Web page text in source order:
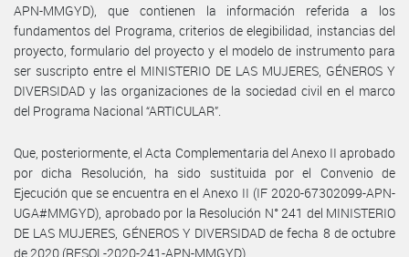
APN-MMGYD), que contienen la información referida a los
fundamentos del Programa, criterios de elegibilidad, instancias del
proyecto, formulario del proyecto y el modelo de instrumento para
ser suscripto entre el MINISTERIO DE LAS MUJERES, GÉNEROS Y
DIVERSIDAD y las organizaciones de la sociedad civil en el marco
del Programa Nacional “ARTICULAR”.
Que, posteriormente, el Acta Complementaria del Anexo II aprobado
por dicha Resolución, ha sido sustituida por el Convenio de
Ejecución que se encuentra en el Anexo II (IF 2020-67302099-APN-
UGA#MMGYD), aprobado por la Resolución N° 241 del MINISTERIO
DE LAS MUJERES, GÉNEROS Y DIVERSIDAD de fecha 8 de octubre
de 2020 (RESOL-2020-241-APN-MMGYD).